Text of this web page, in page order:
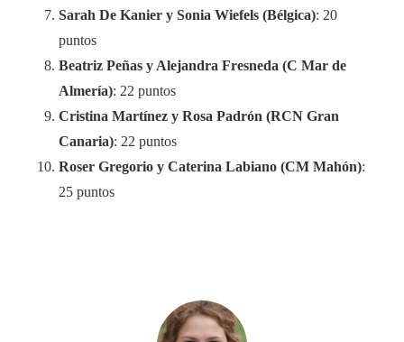
Sarah De Kanier y Sonia Wiefels (Bélgica): 20
puntos
Beatriz Peñas y Alejandra Fresneda (C Mar de
Almería): 22 puntos
Cristina Martínez y Rosa Padrón (RCN Gran
Canaria): 22 puntos
Roser Gregorio y Caterina Labiano (CM Mahón):
25 puntos